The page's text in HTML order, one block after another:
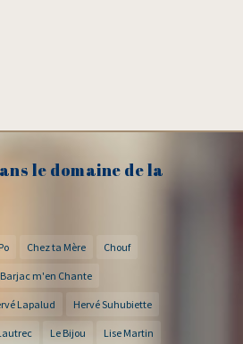
le domaine de la
Chez ta Mère Chouf
m'en Chante
Lapalud Hervé Suhubiette
Le Bijou Lise Martin